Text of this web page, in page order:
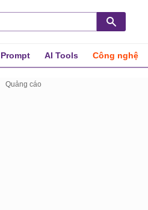
Prompt AI Tools Công nghệ